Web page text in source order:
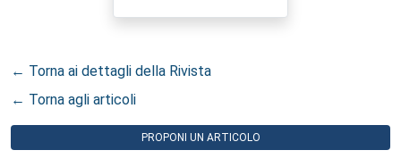
← Torna ai dettagli della Rivista
← Torna agli articoli
PROPONI UN ARTICOLO